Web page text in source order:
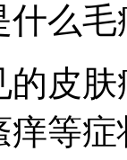
什么毛
皮
等